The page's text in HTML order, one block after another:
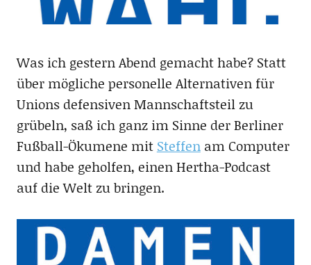
Was ich gestern Abend gemacht habe? Statt
über mögliche personelle Alternativen für
Unions defensiven Mannschaftsteil zu
grübeln, saß ich ganz im Sinne der Berliner
Fußball-Ökumene mit Steffenam Computer
und habe geholfen, einen Hertha-Podcast
auf die Welt zu bringen.